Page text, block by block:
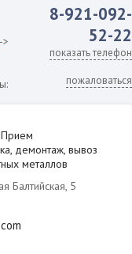
->
8-921-092-
52-22
показать телефон
пожаловаться
Балтийская, 5